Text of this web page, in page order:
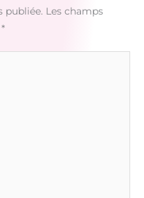
publiée. Les champs
*